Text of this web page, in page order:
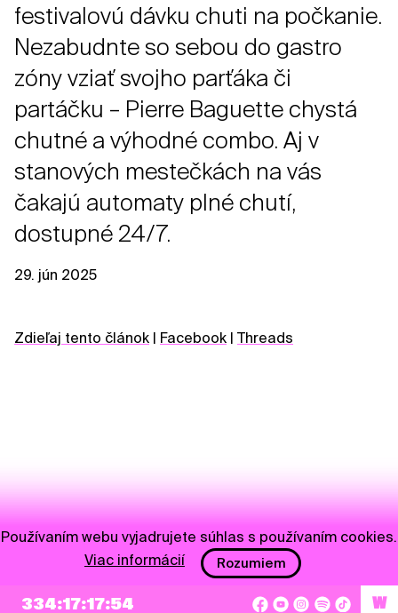
festivalovú dávku chuti na počkanie.
Nezabudnte so sebou do gastro
zóny vziať svojho parťáka či
partáčku – Pierre Baguette chystá
chutné a výhodné combo. Aj v
stanových mestečkách na vás
čakajú automaty plné chutí,
dostupné 24/7.
29. jún 2025
Zdieľaj tento článok Facebook Threads
NEWSLETTER
334:17:17:54 W
Používaním webu vyjadrujete súhlas s používaním cookies.
Viac informácií
Rozumiem